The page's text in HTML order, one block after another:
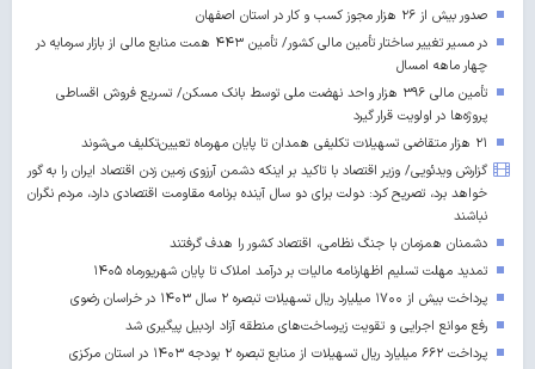
صدور بیش از ۲۶ هزار مجوز کسب‌ و کار در استان اصفهان
در مسیر تغییر ساختار تأمین مالی کشور/ تأمین ۴۴۳ همت منابع مالی از بازار سرمایه در
چهار ماهه امسال
تأمین مالی ۳۹۶ هزار واحد نهضت ملی توسط بانک مسکن/ تسریع فروش اقساطی
پروژه‌ها در اولویت قرار گیرد
۲۱ هزار متقاضی تسهیلات تکلیفی همدان تا پایان مهرماه تعیین‌تکلیف می‌شوند
گزارش ویدئویی/ وزیر اقتصاد با تاکید بر اینکه دشمن آرزوی زمین زدن اقتصاد ایران را به گور
خواهد برد، تصریح کرد: دولت برای دو سال آینده برنامه مقاومت اقتصادی دارد، مردم نگران
نباشند
دشمنان همزمان با جنگ نظامی، اقتصاد کشور را هدف گرفتند
تمدید مهلت تسلیم اظهارنامه مالیات بر درآمد املاک تا پایان شهریورماه ۱۴۰۵
پرداخت بیش از ۱۷۰۰ میلیارد ریال تسهیلات تبصره ۲ سال ۱۴۰۳ در خراسان رضوی
رفع موانع اجرایی و تقویت زیرساخت‌های منطقه آزاد اردبیل پیگیری شد
پرداخت ۶۶۲ میلیارد ریال تسهیلات از منابع تبصره ۲ بودجه ۱۴۰۳ در استان مرکزی